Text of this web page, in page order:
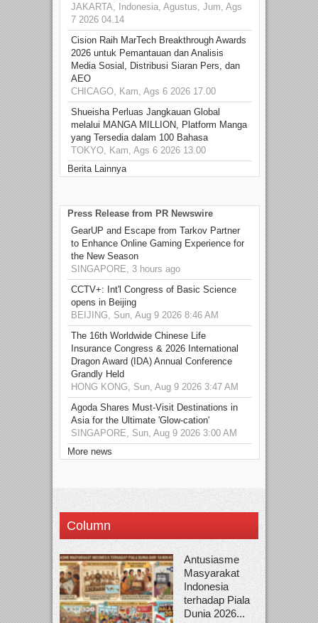
JAKARTA, Indonesia, Agustus, Jum, Ags
7 2026 04.14
Cision Raih MarTech Breakthrough Awards
2026 untuk Pemantauan dan Analisis
Media Sosial, Distribusi Siaran Pers, dan
AEO
CHICAGO, Kam, Ags 6 2026 17.00
Shueisha Perluas Jangkauan Global
melalui MANGA MILLION, Platform Manga
yang Tersedia dalam 100 Bahasa
TOKYO, Kam, Ags 6 2026 13.00
Berita Lainnya
Press Release from PR Newswire
GearUP and Escape from Tarkov Partner
to Enhance Online Gaming Experience for
the New Season
SINGAPORE, 3 hours ago
CCTV+: Int'l Congress of Basic Science
opens in Beijing
BEIJING, Sun, Aug 9 2026 8:46 AM
The 16th Worldwide Chinese Life
Insurance Congress & 2026 International
Dragon Award (IDA) Annual Conference
Grandly Held
HONG KONG, Sun, Aug 9 2026 3:47 AM
Agoda Shares Must-Visit Destinations in
Asia for the Ultimate 'Glow-cation'
SINGAPORE, Sun, Aug 9 2026 3:00 AM
More news
Column
Antusiasme
Masyarakat
Indonesia
terhadap Piala
Dunia 2026...